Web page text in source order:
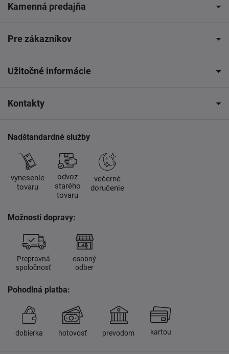
Kamenná predajňa
Pre zákazníkov
Užitočné informácie
Kontakty
Nadštandardné služby
vynesenie
tovaru
odvoz
starého
tovaru
večerné
doručenie
Možnosti dopravy:
Prepravná
spoločnosť
osobný
odber
Pohodlná platba:
dobierka hotovosť prevodom kartou